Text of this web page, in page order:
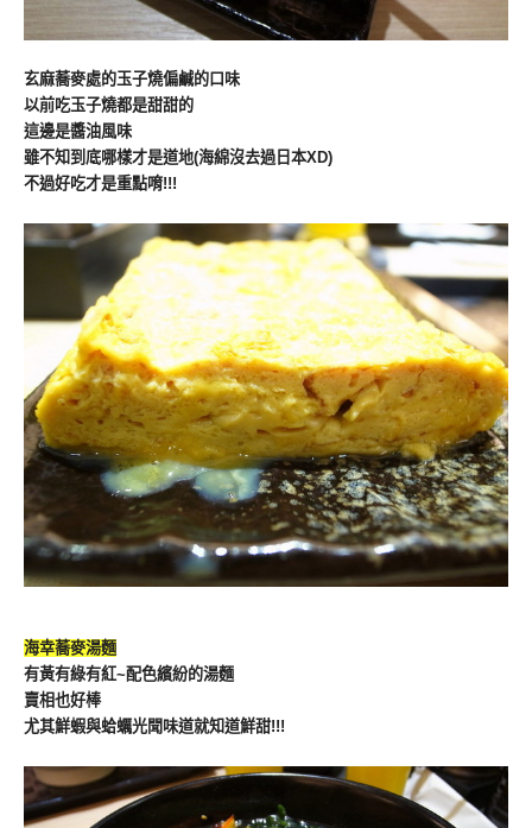
玄麻蕎麥處的玉子燒偏鹹的口味
以前吃玉子燒都是甜甜的
這邊是醬油風味
雖不知到底哪樣才是道地(海綿沒去過日本XD)
不過好吃才是重點唷!!!
海幸蕎麥湯麵
有黃有綠有紅~配色繽紛的湯麵
賣相也好棒
尤其鮮蝦與蛤蠣光聞味道就知道鮮甜!!!